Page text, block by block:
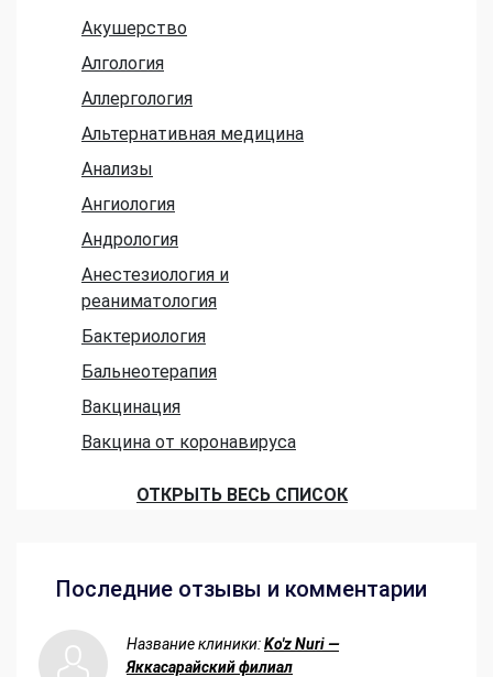
Акушерство
Алгология
Аллергология
Альтернативная медицина
Анализы
Ангиология
Андрология
Анестезиология и
реаниматология
Бактериология
Бальнеотерапия
Вакцинация
Вакцина от коронавируса
ОТКРЫТЬ ВЕСЬ СПИСОК
Последние отзывы и комментарии
Название клиники:Ko'z Nuri —
Яккасарайский филиал